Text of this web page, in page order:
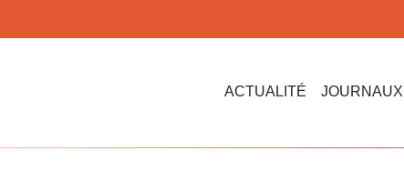
ACTUALITÉ JOURNAUX